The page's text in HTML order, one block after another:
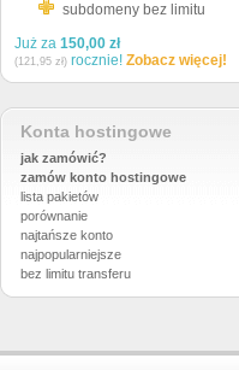
subdomeny bez limitu
Już za 150,00 zł
(121,95 zł) rocznie! Zobacz więcej!
Konta hostingowe
jak zamówić?
zamów konto hostingowe
lista pakietów
porównanie
najtańsze konto
najpopularniejsze
bez limitu transferu